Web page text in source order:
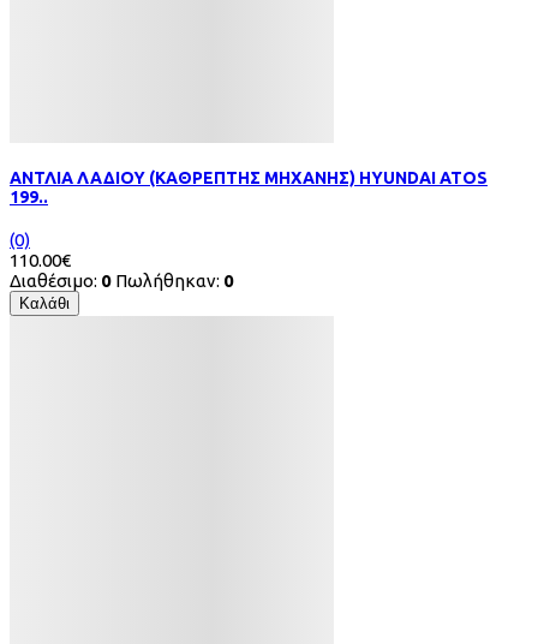
ΑΝΤΛΙΑ ΛΑΔΙΟΥ (ΚΑΘΡΕΠΤΗΣ ΜΗΧΑΝΗΣ) HYUNDAI ATOS
199..
(0)
110.00€
Διαθέσιμο: 0 Πωλήθηκαν: 0
Καλάθι